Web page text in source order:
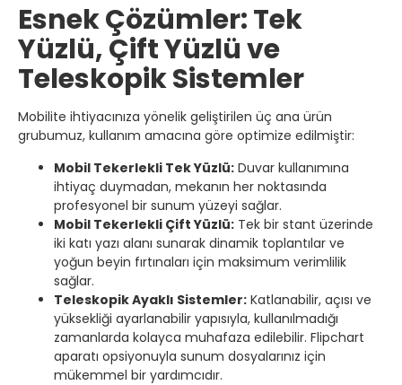
Esnek Çözümler: Tek
Yüzlü, Çift Yüzlü ve
Teleskopik Sistemler
Mobilite ihtiyacınıza yönelik geliştirilen üç ana ürün
grubumuz, kullanım amacına göre optimize edilmiştir:
Mobil Tekerlekli Tek Yüzlü: Duvar kullanımına
ihtiyaç duymadan, mekanın her noktasında
profesyonel bir sunum yüzeyi sağlar.
Mobil Tekerlekli Çift Yüzlü: Tek bir stant üzerinde
iki katı yazı alanı sunarak dinamik toplantılar ve
yoğun beyin fırtınaları için maksimum verimlilik
sağlar.
Teleskopik Ayaklı Sistemler: Katlanabilir, açısı ve
yüksekliği ayarlanabilir yapısıyla, kullanılmadığı
zamanlarda kolayca muhafaza edilebilir. Flipchart
aparatı opsiyonuyla sunum dosyalarınız için
mükemmel bir yardımcıdır.